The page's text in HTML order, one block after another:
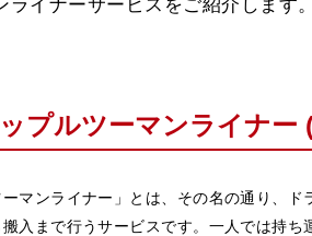
イナーサービスをご紹介します。
プルツーマンライナー
ーマンライナー」とは、その名の通り、
入まで行うサービスです。一人では持ち